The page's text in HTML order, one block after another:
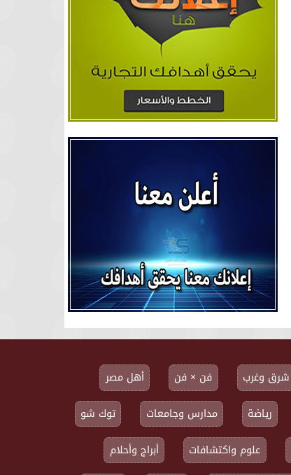
شرق وغرب فن × فن
أهل مصر
رياضة مدارس وجامعات
توك شو
علوم واكتشافات أبراج وأحلام